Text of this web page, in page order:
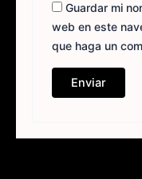
Guardar mi
web en este
que haga un